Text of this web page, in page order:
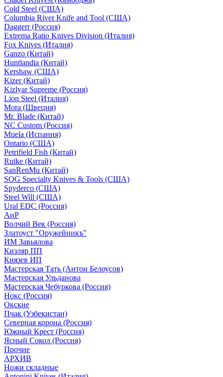
Cold Steel (США)
Columbia River Knife and Tool (США)
Daggerr (Россия)
Extrema Ratio Knives Division (Италия)
Fox Knives (Италия)
Ganzo (Китай)
Huntlandia (Китай)
Kershaw (США)
Kizer (Китай)
Kizlyar Supreme (Россия)
Lion Steel (Италия)
Mora (Швеция)
Mr. Blade (Китай)
NC Custom (Россия)
Muela (Испания)
Ontario (США)
Petrifield Fish (Китай)
Ruike (Китай)
SanRenMu (Китай)
SOG Specialty Knives & Tools (США)
Spyderco (США)
Steel Will (США)
Ural EDC (Россия)
АиР
Волчий Век (Россия)
Златоуст "Оружейникъ"
ИМ Завьялова
Кизляр ПП
Князев ИП
Мастерская Тать (Антон Белоусов)
Мастерская Ульданова
Мастерская Чебуркова (Россия)
Нокс (Россия)
Окские
Пчак (Узбекистан)
Северная корона (Россия)
Южный Крест (Россия)
Ясный Сокол (Россия)
Прочие
АРХИВ
Ножи складные